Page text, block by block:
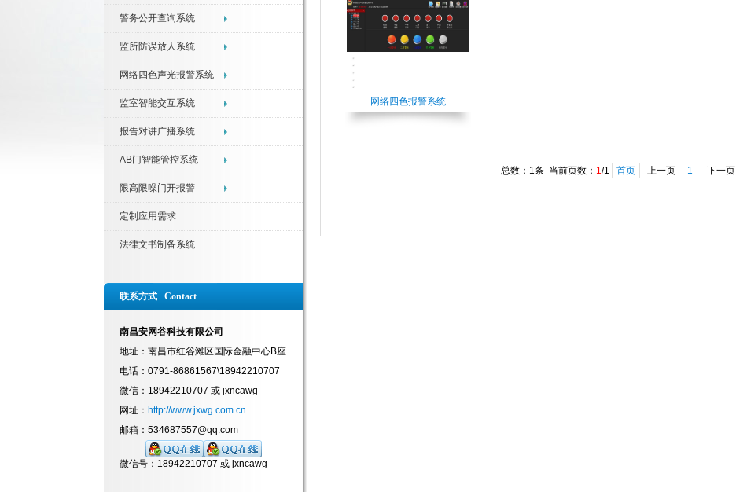
警务公开查询系统
监所防误放人系统
网络四色声光报警系统
监室智能交互系统
报告对讲广播系统
AB门智能管控系统
限高限噪门开报警
定制应用需求
法律文书制备系统
联系方式 Contact
南昌安网谷科技有限公司
地址：南昌市红谷滩区国际金融中心B座
电话：0791-86861567\18942210707
微信：18942210707 或 jxncawg
网址： http://www.jxwg.com.cn
邮箱：534687557@qq.com
微信号：18942210707 或 jxncawg
网络四色报警系统
总数：1条 当前页数： 1/1 首页 上一页 1 下一页